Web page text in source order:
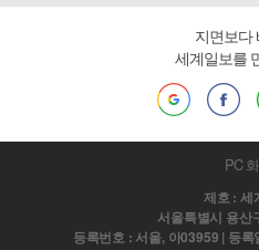
지면보다
세계일보를
PC
제호 : 세
서울특별시 용산
등록번호 : 서울, 아03959 | 등